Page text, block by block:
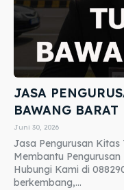
JASA
BAWANG BARAT
Juni 30, 2026
Jasa Pengurusan Kitas
Membantu
Hubungi Kami di
berkembang,...